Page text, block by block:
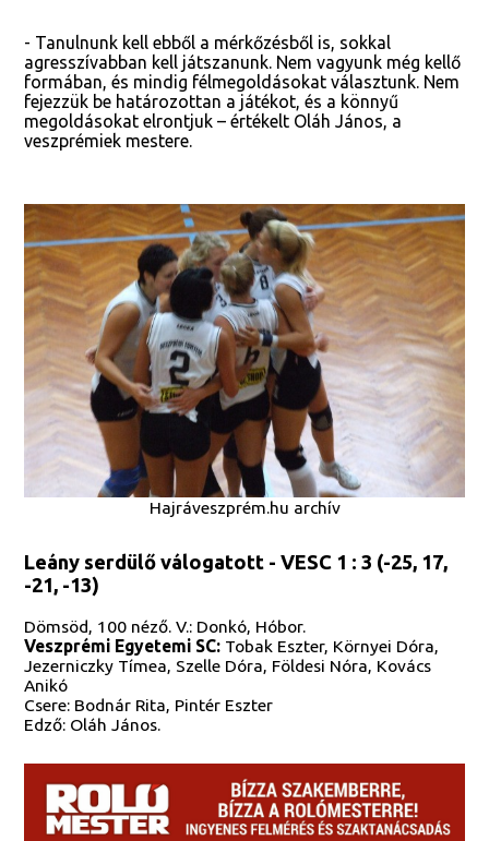
- Tanulnunk kell ebből a mérkőzésből is, sokkal
agresszívabban kell játszanunk. Nem vagyunk még kellő
formában, és mindig félmegoldásokat választunk. Nem
fejezzük be határozottan a játékot, és a könnyű
megoldásokat elrontjuk – értékelt Oláh János, a
veszprémiek mestere.
Hajráveszprém.hu archív
Leány serdülő válogatott - VESC 1 : 3 (-25, 17,
-21, -13)
Dömsöd, 100 néző. V.: Donkó, Hóbor.
Veszprémi Egyetemi SC: Tobak Eszter, Környei Dóra,
Jezerniczky Tímea, Szelle Dóra, Földesi Nóra, Kovács
Anikó
Csere: Bodnár Rita, Pintér Eszter
Edző: Oláh János.